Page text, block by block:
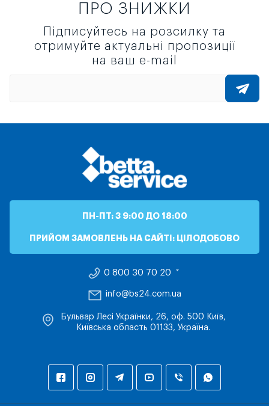
ПРО ЗНИЖКИ
Підписуйтесь на розсилку та
отримуйте актуальні пропозиції
на ваш e-mail
ПН-ПТ: З 9:00 ДО 18:00
ПРИЙОМ ЗАМОВЛЕНЬ НА САЙТІ: ЦІЛОДОБОВО
0 800 30 70 20
info@bs24.com.ua
Бульвар Лесі Українки, 26, оф. 500 Київ,
Київська область 01133, Україна.